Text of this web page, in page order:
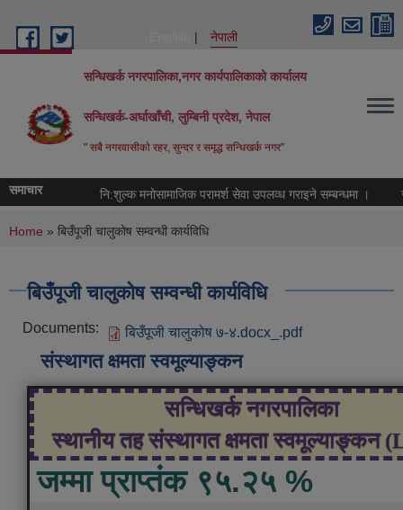
नेपाली
सन्धिखर्क नगरपालिका,नगर कार्यपालिकाको कार्यालय
सन्धिखर्क-अर्घाखाँची, लुम्बिनी प्रदेश, नेपाल
" सबै नगरवासीकाे रहर, सुन्दर र समृद्ध सन्धिखर्क नगर"
समाचार नि:शुल्क मनोसामाजिक परामर्श सेवा उपलव्ध गराइने सम्बन्धमा ।
You are here
Home » बिउँपूजी चालुकोष सम्वन्धी कार्यविधि
बिउँपूजी चालुकोष सम्वन्धी कार्यविधि
Documents: बिउँपूजी चालुकोष ७-४.docx_.pdf
संस्थागत क्षमता स्वमूल्याङ्कन
सन्धिखर्क नगरपालिका
स्थानीय तह संस्थागत क्षमता स्वमूल्याङ्कन
जम्मा प्राप्तंक ९५.२५ %